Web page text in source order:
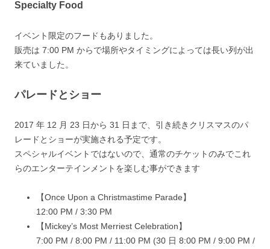
Specialty Food
イベント限定のフードもありました。
販売は 7:00 PM からで場所やタイミングによっては長い列が出
来ていました。
パレードとショー
2017 年 12 月 23 日から 31 日まで、引き続きクリスマスのパ
レードとショーが実施される予定です。
スペシャルイベントではないので、通常のチケットのみでこれ
らのエンターテインメントを楽しむ事ができます
【Once Upon a Christmastime Parade】
12:00 PM / 3:30 PM
【Mickey’s Most Merriest Celebration】
7:00 PM / 8:00 PM / 11:00 PM (30 日 8:00 PM / 9:00 PM /